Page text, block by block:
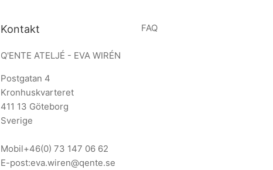
Kontakt
Q'ENTE ATELJÉ - EVA WIRÉN
Postgatan 4
Kronhuskvarteret
411 13 Göteborg
Sverige
Mobil+46(0) 73 147 06 62
E-post:eva.wiren@qente.se
FAQ